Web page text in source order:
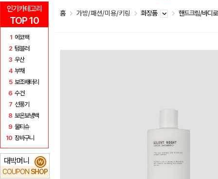
인기카테고리
TOP 10
1 에코백
2 텀블러
3 우산
4 부채
5 보조배터리
6 수건
7 선풍기
8 보온보냉백
9 물티슈
10 장바구니
대박머니
COUPON SHOP
₩
홈 가방/패션/미용/키링 화장품 핸드크림/바디